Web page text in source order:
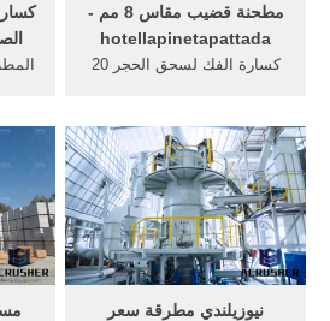
مطحنة قضيب مقاس 8 مم -
hotellapinetapattada
كسارة الفك لسحق الحجر 20
الدردشة مع المبيعات. محطم
النهائية حجم المنتج مم قدرة
طن ح. 40 ملم المعدات كسارة
الإجمالية 8 ملم, 10 مم, 12 ...
اتصل بالمورد.
نيوزيلندي مطرقة سعر